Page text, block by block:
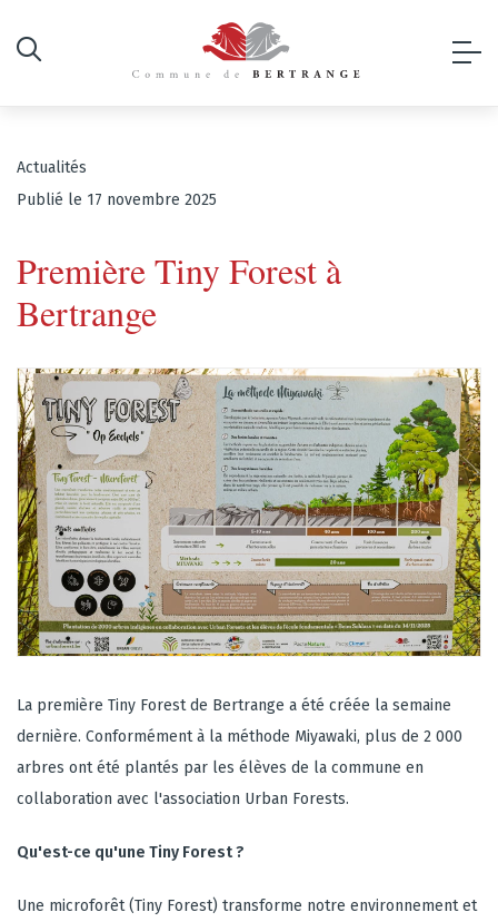
Actualités
Publié le 17 novembre 2025
Première Tiny Forest à
Bertrange
La première Tiny Forest de Bertrange a été créée la semaine
dernière. Conformément à la méthode Miyawaki, plus de 2 000
arbres ont été plantés par les élèves de la commune en
collaboration avec l'association Urban Forests.
Qu'est-ce qu'une Tiny Forest ?
Une microforêt (Tiny Forest) transforme notre environnement et